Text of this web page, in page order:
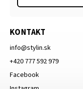
KONTAKT
info@stylin.sk
+420 777 592 979
Facebook